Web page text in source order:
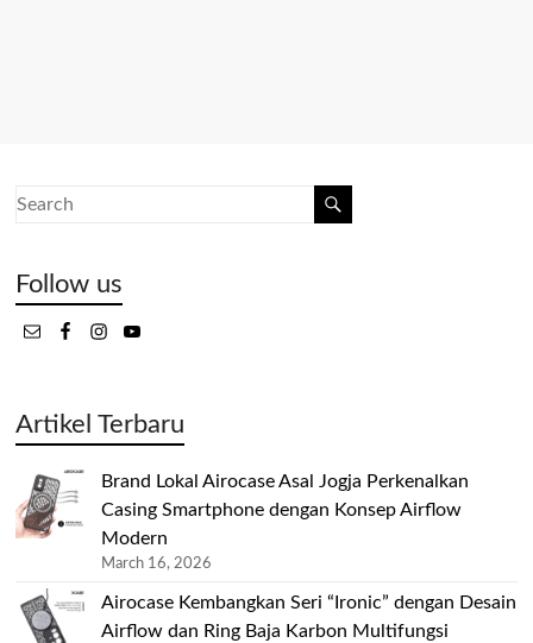
Follow us
Artikel Terbaru
Brand Lokal Airocase Asal Jogja Perkenalkan
Casing Smartphone dengan Konsep Airflow
Modern
March 16, 2026
Airocase Kembangkan Seri “Ironic” dengan Desain
Airflow dan Ring Baja Karbon Multifungsi